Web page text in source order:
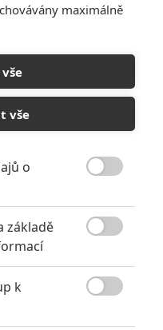
strašidelného
štědrovečerních
válka
x Kong: Nové
muž
maximálně
vše
o
základě
k